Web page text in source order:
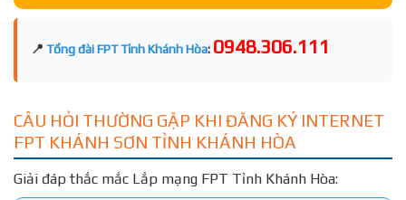
📍 Tổng đài FPT Tỉnh Khánh Hòa: 0948.306.111
CÂU HỎI THƯỜNG GẶP KHI ĐĂNG KÝ INTERNET
FPT KHÁNH SƠN TỈNH KHÁNH HÒA
Giải đáp thắc mắc Lắp mạng FPT Tỉnh Khánh Hòa: